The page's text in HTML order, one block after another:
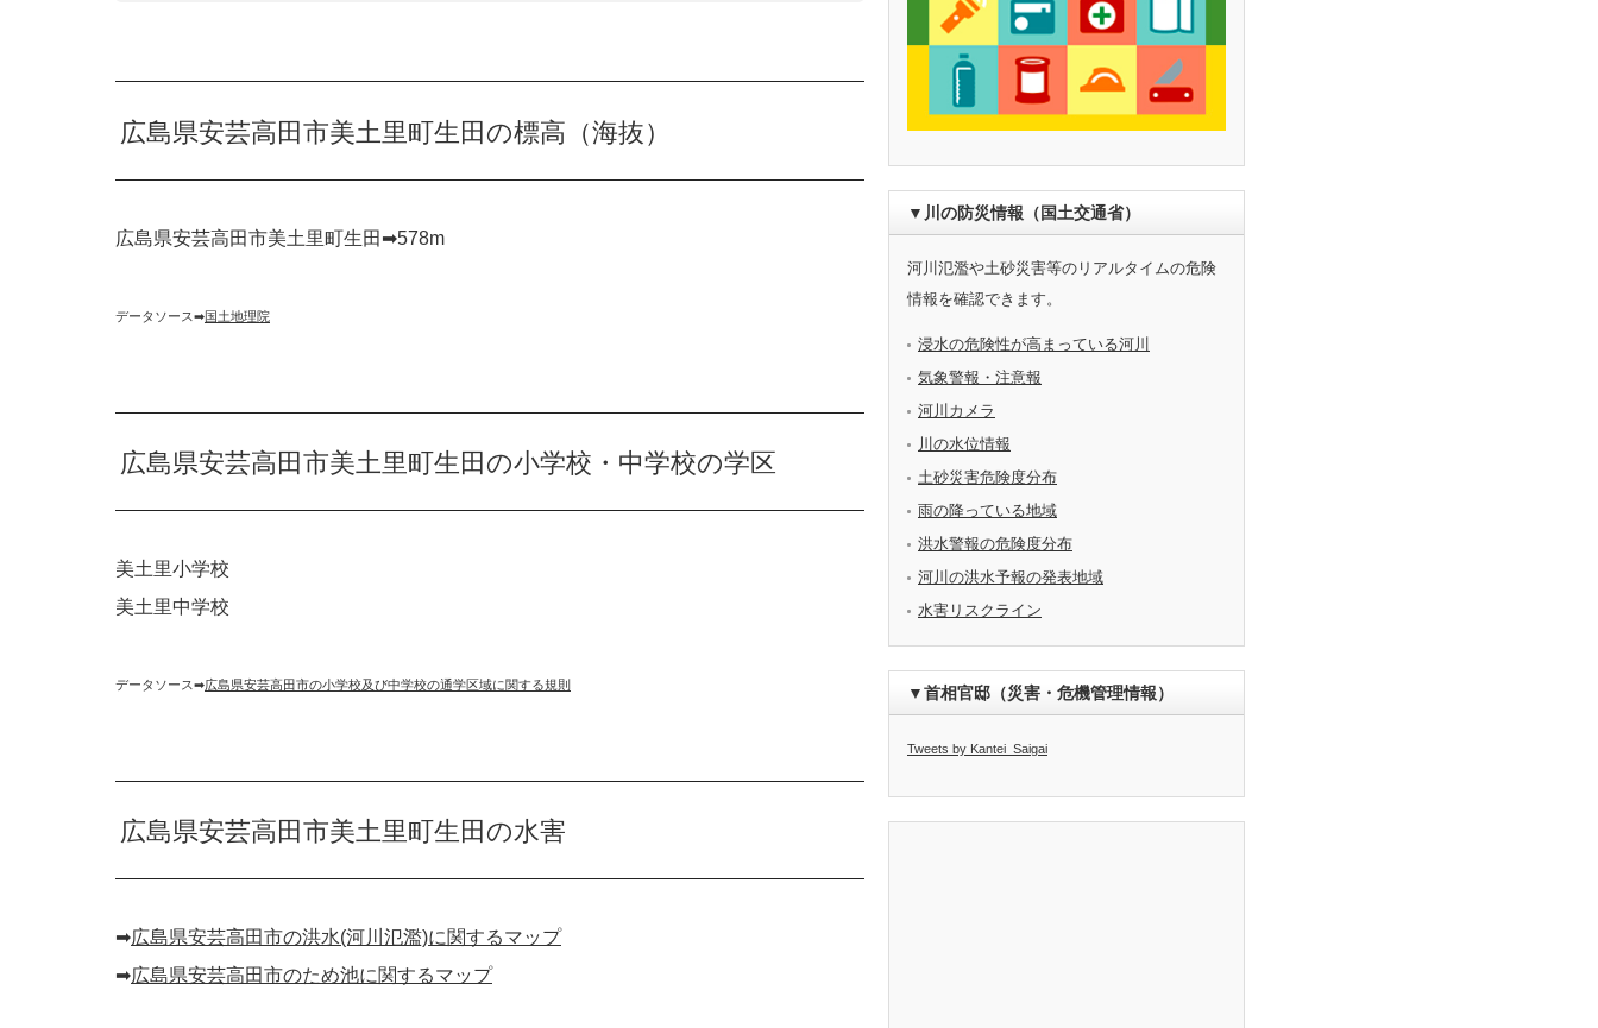
広島県安芸高田市美土里町生田の標高（海抜）
広島県安芸高田市美土里町生田➡︎578m
データソース➡︎国土地理院
広島県安芸高田市美土里町生田の小学校・中学校の学区
美土里小学校
美土里中学校
データソース➡︎広島県安芸高田市の小学校及び中学校の通学区域に関する規則
広島県安芸高田市美土里町生田の水害
➡︎広島県安芸高田市の洪水(河川氾濫)に関するマップ
➡︎広島県安芸高田市のため池に関するマップ
▼川の防災情報（国土交通省）
河川氾濫や土砂災害等のリアルタイムの危険
情報を確認できます。
浸水の危険性が高まっている河川
気象警報・注意報
河川カメラ
川の水位情報
土砂災害危険度分布
雨の降っている地域
洪水警報の危険度分布
河川の洪水予報の発表地域
水害リスクライン
▼首相官邸（災害・危機管理情報）
Tweets by Kantei_Saigai